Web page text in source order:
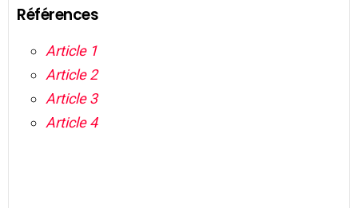
Références
Article 1
Article 2
Article 3
Article 4